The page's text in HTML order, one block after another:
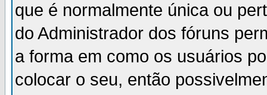
que é normalmente única ou
do Administrador dos fóruns
a forma em como os usuários
colocar o seu, então